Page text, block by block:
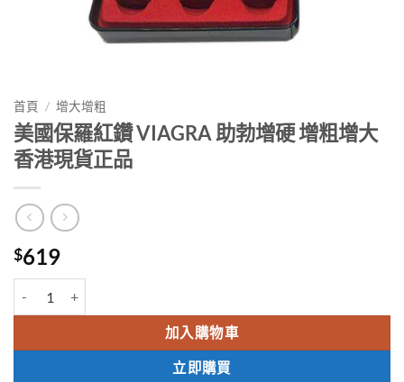
首頁 / 增大增粗
美國保羅紅鑽 VIAGRA 助勃增硬 增粗增大
香港現貨正品
$619
加入購物車
立即購買